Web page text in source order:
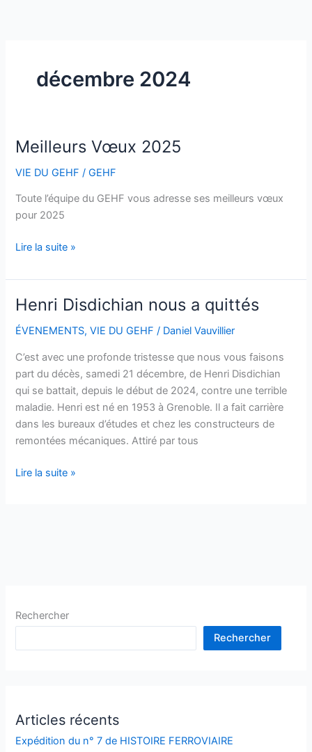
décembre 2024
Meilleurs Vœux 2025
VIE DU GEHF /GEHF
Toute l’équipe du GEHF vous adresse ses meilleurs vœux
pour 2025
Meilleurs
2025
Lire la suite »
Henri Disdichian nous a quittés
ÉVENEMENTS,VIE DU GEHF / Daniel Vauvillier
C’est avec une profonde tristesse que nous vous faisons
part du décès, samedi 21 décembre, de Henri Disdichian
qui se battait, depuis le début de 2024, contre une terrible
maladie. Henri est né en 1953 à Grenoble. Il a fait carrière
dans les bureaux d’études et chez les constructeurs de
remontées mécaniques. Attiré par tous
Henri
nous
a
quittés
Lire la suite »
Rechercher
Rechercher
Articles récents
Expédition du n° 7 de HISTOIRE FERROVIAIRE